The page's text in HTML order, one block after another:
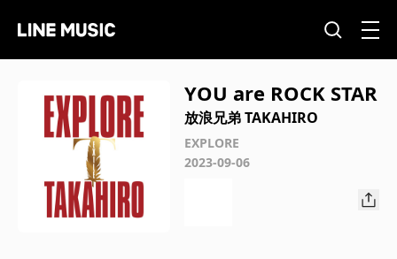
YOU are ROCK STAR
放浪兄弟 TAKAHIRO
EXPLORE
2023-09-06